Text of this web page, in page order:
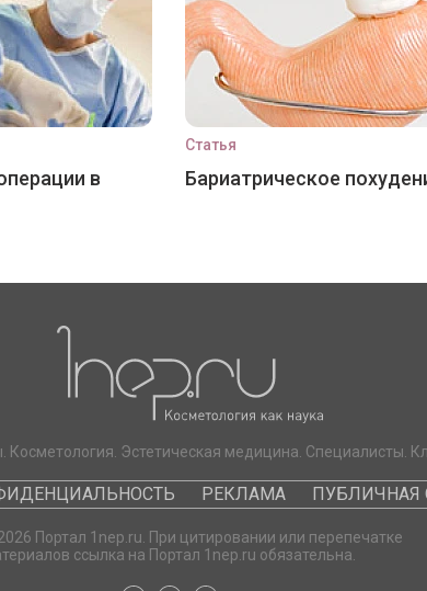
в
Статья
Бариатрическое
Косметология. Эстетическая медицина. Специалисты.
РЕКЛАМА ПУБЛИЧНАЯ
Портал 1nep.ru. При цитировании или перепечатке
ссылка на Портал 1nep.ru обязательна.